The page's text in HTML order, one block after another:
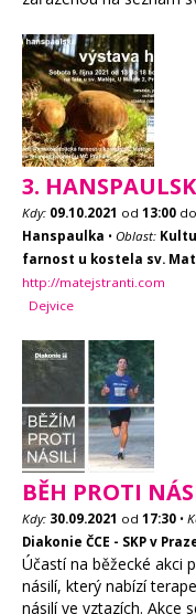
3.
Kdy: 09.10.2021 od 13:00 do
Hanspaulka • Oblast:
farnost u kostela sv.
http://matejstranti.com
Dejvice
BĚH PROTI
Kdy: 30.09.2021 od 17:30 •
Diakonie ČCE - SKP v
Účastí na běžecké akci
násilí, který nabízí
násilí ve vztazích. Akce